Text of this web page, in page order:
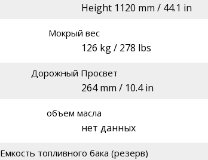
Height 1120 mm / 44.1 in
Мокрый вес
126 kg / 278 lbs
Дорожный Просвет
264 mm / 10.4 in
объем масла
нет данных
Емкость топливного бака (резерв)